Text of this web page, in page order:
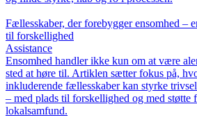
Fællesskaber, der forebygger ensomhed –
til forskellighed
Assistance
Ensomhed handler ikke kun om at være
sted at høre til. Artiklen sætter fokus på,
inkluderende fællesskaber kan styrke
– med plads til forskellighed og med støtte
lokalsamfund.